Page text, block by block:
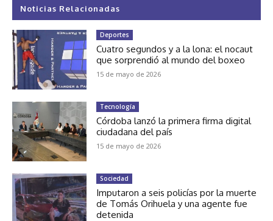
Noticias Relacionadas
Deportes
Cuatro segundos y a la lona: el nocaut
que sorprendió al mundo del boxeo
15 de mayo de 2026
Tecnología
Córdoba lanzó la primera firma digital
ciudadana del país
15 de mayo de 2026
Sociedad
Imputaron a seis policías por la muerte
de Tomás Orihuela y una agente fue
detenida